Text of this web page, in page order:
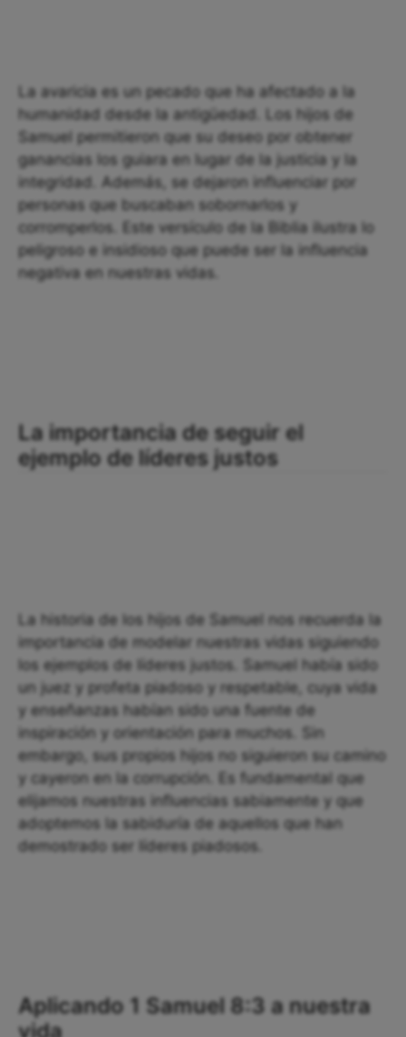
La avaricia es un pecado que ha afectado a la
humanidad desde la antigüedad. Los hijos de
Samuel permitieron que su deseo por obtener
ganancias los guiara en lugar de la justicia y la
integridad. Además, se dejaron influenciar por
personas que buscaban sobornarlos y
corromperlos. Este versículo de la Biblia ilustra lo
peligroso e insidioso que puede ser la influencia
negativa en nuestras vidas.
La importancia de seguir el
ejemplo de líderes justos
La historia de los hijos de Samuel nos recuerda la
importancia de modelar nuestras vidas siguiendo
los ejemplos de líderes justos. Samuel había sido
un juez y profeta piadoso y respetable, cuya vida
y enseñanzas habían sido una fuente de
inspiración y orientación para muchos. Sin
embargo, sus propios hijos no siguieron su camino
y cayeron en la corrupción. Es fundamental que
elijamos nuestras influencias sabiamente y que
adoptemos la sabiduría de aquellos que han
demostrado ser líderes piadosos.
Aplicando 1 Samuel 8:3 a nuestra
vida